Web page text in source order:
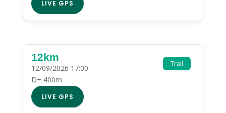
LIVE GPS
Trail
12km
12/09/2026 17:00
D+ 400m
LIVE GPS